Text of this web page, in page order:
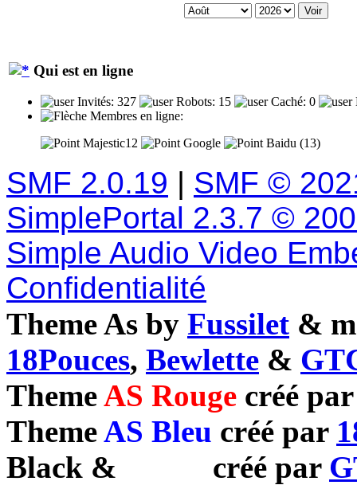
Qui est en ligne
Invités: 327 Robots: 15 Caché: 0
Membres en ligne:
Majestic12
Google Baidu (13)
SMF 2.0.19 | SMF ©
SimplePortal 2.3.7 ©
Simple Audio Video
Confidentialité
Theme As by Fussilet &
18Pouces, Bewlette &
Theme AS Rouge créé
Theme AS Bleu créé par
Black & créé par